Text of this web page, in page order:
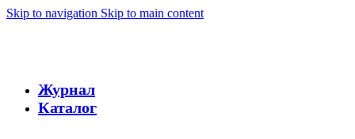
Skip to navigation Skip to main content
Журнал
Каталог